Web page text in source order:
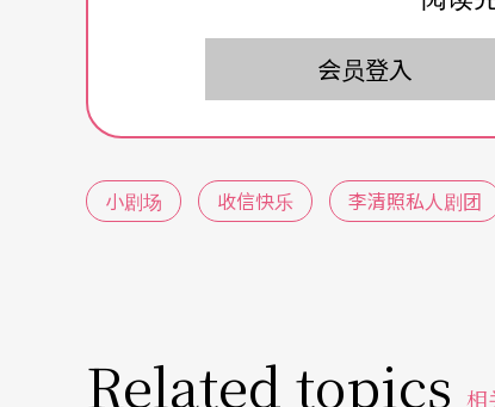
二○○三年的冬天，北兵马司剧场举办了
亚的妹妹们的剧团、金枝演社等，中生代
《收信快乐》等，虽然当时受限于邀演因
当时，北京根本没有什么所谓的小剧场市
而对于向来以取悦补助单位、亲友观众
会员登入
小剧场 收信快乐 李清照私人剧团
Related topics 相